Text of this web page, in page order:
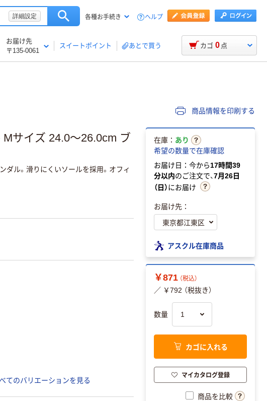
詳細設定 各種お手続き ヘルプ
お届け先
〒135-0061
スイートポイント あとで買う カゴ 0 点
商品情報を印刷する
Mサイズ 24.0～26.0cm ブ
ダル。滑りにくいソールを採用。オフィ
てのバリエーションを見る
在庫： あり
希望の数量で在庫確認
お届け日：今から17時間39
分以内のご注文で、7月26日
（日）にお届け
お届け先：
アスクル在庫商品
￥871 （税込）
／ ￥792 （税抜き）
数量
カゴに入れる
マイカタログ登録
商品を比較